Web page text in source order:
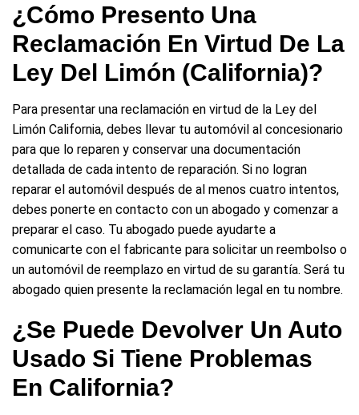
¿Cómo Presento Una
Reclamación En Virtud De La
Ley Del Limón (California)?
Para presentar una reclamación en virtud de la Ley del
Limón California, debes llevar tu automóvil al concesionario
para que lo reparen y conservar una documentación
detallada de cada intento de reparación. Si no logran
reparar el automóvil después de al menos cuatro intentos,
debes ponerte en contacto con un abogado y comenzar a
preparar el caso. Tu abogado puede ayudarte a
comunicarte con el fabricante para solicitar un reembolso o
un automóvil de reemplazo en virtud de su garantía. Será tu
abogado quien presente la reclamación legal en tu nombre.
¿Se Puede Devolver Un Auto
Usado Si Tiene Problemas
En California?